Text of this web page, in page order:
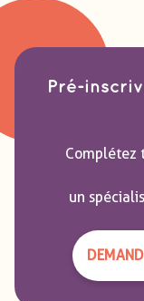
Pré-
Complétez
un